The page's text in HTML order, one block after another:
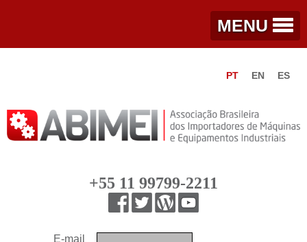
MENU
PT EN ES
+55 11 99799-2211
E-mail